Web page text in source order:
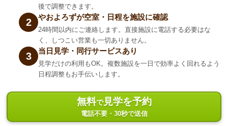
後で調整できます。
2 やおよろずが空室・日程を施設に確認
24時間以内にご連絡します。直接施設に電話する必要はな
く、しつこい営業も一切ありません。
3 当日見学・同行サービスあり
見学だけの利用もOK。複数施設を一日で効率よく回れるよう
日程調整もお手伝いします。
無料で見学を予約
電話不要・30秒で送信